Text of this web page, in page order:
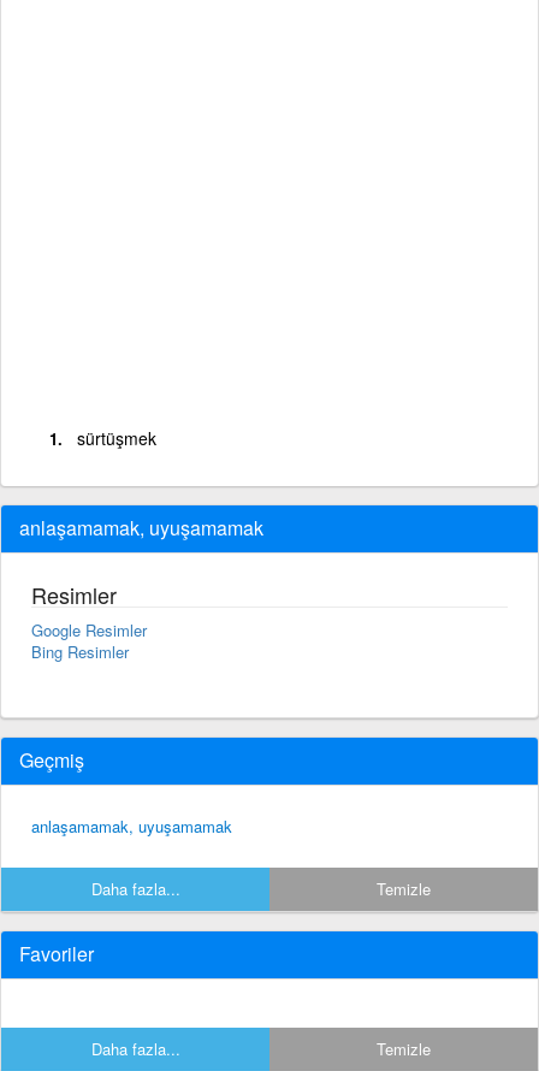
sürtüşmek
anlaşamamak, uyuşamamak
Resimler
Google Resimler
Bing Resimler
Geçmiş
anlaşamamak, uyuşamamak
Daha fazla... Temizle
Favoriler
Daha fazla... Temizle